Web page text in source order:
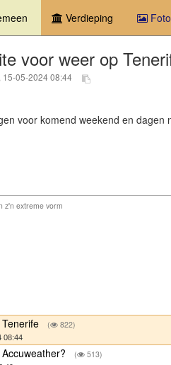
(current)Verdieping
voor weer op
15-05-2024 08:44
voor komend weekend en
z'n extreme vorm
( 822)
08:44
( 513)